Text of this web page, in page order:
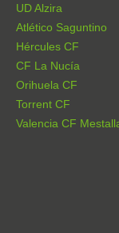
UD Alzira
Atlético Saguntino
Hércules CF
CF La Nucía
Orihuela CF
Torrent CF
Valencia CF